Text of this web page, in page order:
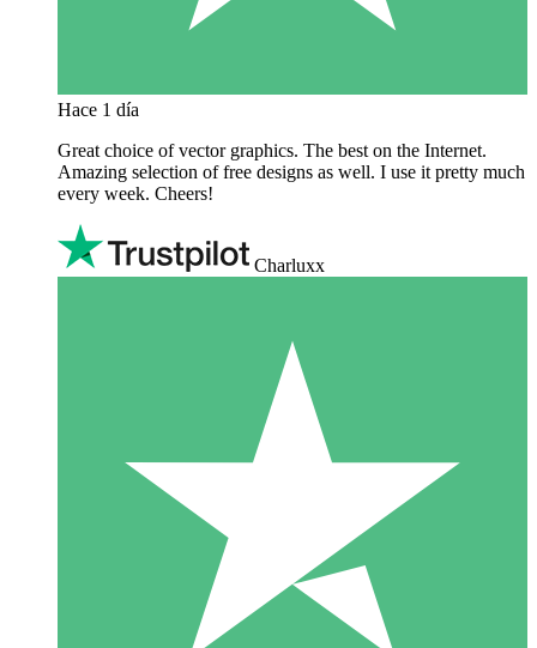
Hace 1 día
Great choice of vector graphics. The best on the Internet.
Amazing selection of free designs as well. I use it pretty much
every week. Cheers!
Charluxx